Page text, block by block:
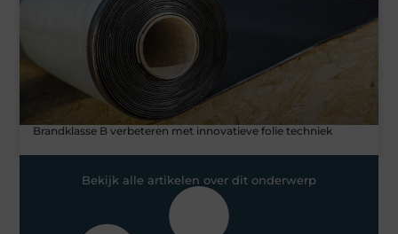
Brandklasse B verbeteren met innovatieve folie techniek
Bekijk alle artikelen over dit onderwerp